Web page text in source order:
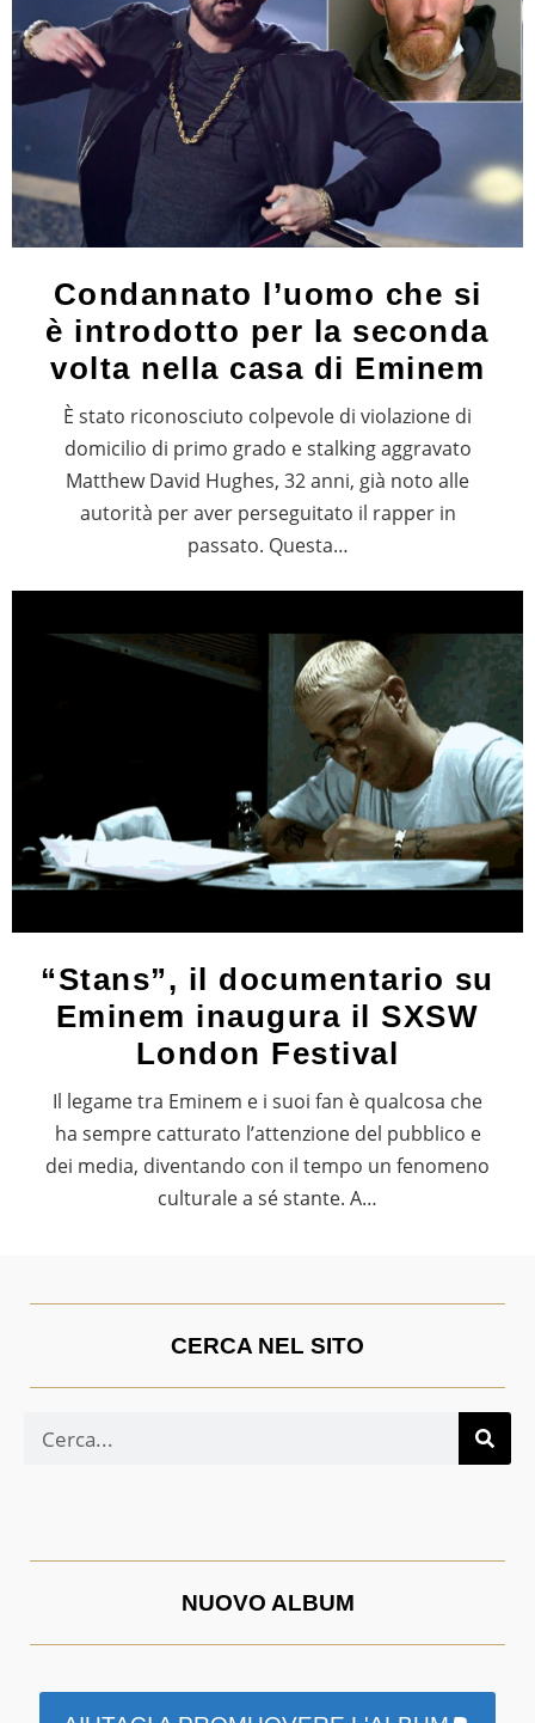
Condannato l’uomo che si
è introdotto per la seconda
volta nella casa di Eminem
È stato riconosciuto colpevole di violazione di
domicilio di primo grado e stalking aggravato
Matthew David Hughes, 32 anni, già noto alle
autorità per aver perseguitato il rapper in
passato. Questa…
“Stans”, il documentario su
Eminem inaugura il SXSW
London Festival
Il legame tra Eminem e i suoi fan è qualcosa che
ha sempre catturato l’attenzione del pubblico e
dei media, diventando con il tempo un fenomeno
culturale a sé stante. A…
CERCA NEL SITO
NUOVO ALBUM